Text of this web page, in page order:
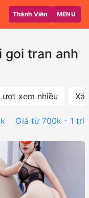
Thành Viên MENU
goi tran anh
xem nhiều
Giá từ 700k - 1